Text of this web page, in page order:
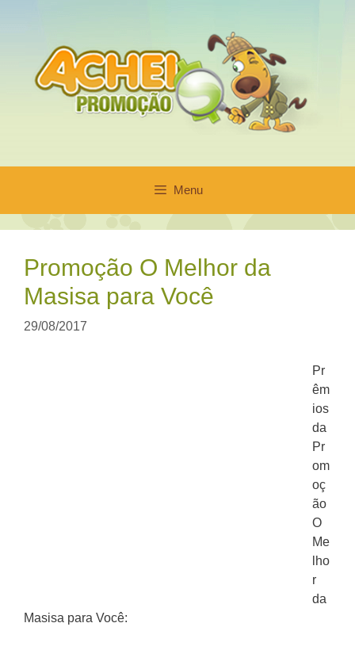
conteúdo
Menu
Promoção O Melhor da
Masisa para Você
29/08/2017
Pr
êm
ios
da
Pr
om
oç
ão
O
Me
lho
r
da
Masisa para Você: